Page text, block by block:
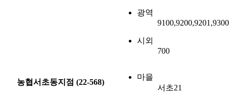
광역
시외
700
농협서초동지점 (22-568)
마을
서초21